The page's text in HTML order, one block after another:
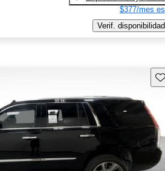
$377/mes
Verif. disponibilidad